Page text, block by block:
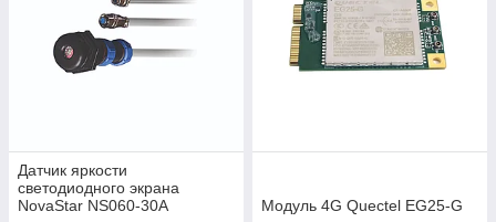
Датчик яркости
светодиодного экрана
NovaStar NS060-30A
Модуль 4G Quectel EG25-G